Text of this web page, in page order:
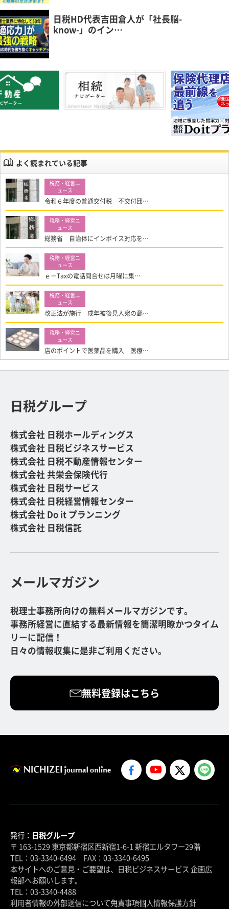
日税HD代表吉田倉人が「社長脳-
know-」のイン…
よく読まれている記事
令和６年度の普通交付税 不交付団…
総務省 自治体にインボイス対応を…
ｅ－Taxの電話問合せは月曜に集…
改正法が施行 成年被後見人宛の郵…
店のポイントで医薬品を購入 医療…
日税グループ
株式会社 日税ホールディングス
株式会社 日税ビジネスサービス
株式会社 日税不動産情報センター
株式会社 共栄会保険代行
株式会社 日税サービス
株式会社 日税経営情報センター
株式会社 Do it プランニング
株式会社 日税信託
メールマガジン
税理士事務所向けの無料メールマガジンです。
事務所経営に直結する最新情報を簡潔明瞭かつタイム
リーに配信！
日々の情報収集に是非ご利用ください。
無料登録はこちら
発行： 日税グループ
〒 163-1529 東京都新宿区西新宿1-6-1 新宿エルタワー29階
TEL：03-3340-6494 FAX：03-3340-6495
本サイトへのご意見・ご要望は、日税ビジネスサービス 企画広
報部へお願いします。
TEL：03-3340-4488
利用者情報の外部送信について免責事項個人情報保護方針